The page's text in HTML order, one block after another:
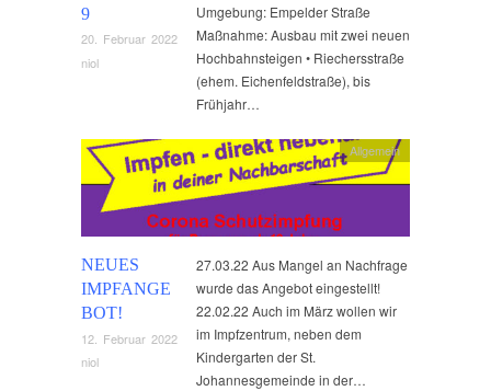
9
20. Februar 2022
niol
Umgebung: Empelder Straße
Maßnahme: Ausbau mit zwei neuen
Hochbahnsteigen • Riechersstraße
(ehem. Eichenfeldstraße), bis
Frühjahr…
NEUES
IMPFANGE
BOT!
12. Februar 2022
niol
Allgemein
27.03.22 Aus Mangel an Nachfrage
wurde das Angebot eingestellt!
22.02.22 Auch im März wollen wir
im Impfzentrum, neben dem
Kindergarten der St.
Johannesgemeinde in der…